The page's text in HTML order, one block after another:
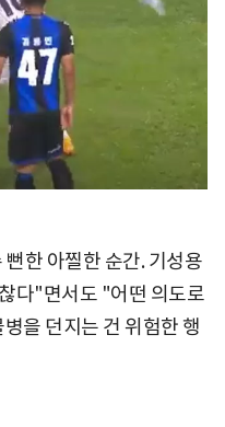
한 아찔한 순간. 기성용
다"면서도 "어떤 의도로
을 던지는 건 위험한 행